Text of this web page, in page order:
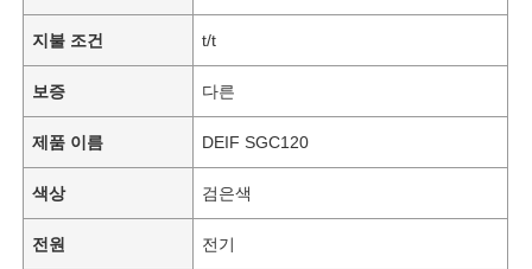
지불 조건 t/t
보증 다른
제품 이름 DEIF SGC120
색상 검은색
전원 전기